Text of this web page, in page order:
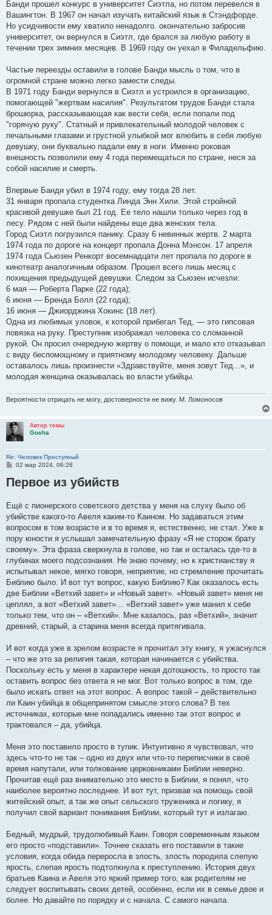
Банди прошел конкурс в университет Сиэтла, но потом перевелся в
Вашингтон. В 1967 он начал изучать китайский язык в Стэндфорде.
Но усидчивости ему хватило ненадолго. окончательно забросив
университет, он вернулся в Сиэтл, где брался за любую работу в
течении трех зимних месяцев. В 1969 году он уехал в Филадельфию.
Частые переезды оставили в голове Банди мысль о том, что в
огромной стране можно легко замести следы.
В 1971 году Банди вернулся в Сиэтл и устроился в организацию,
помогающей "жертвам насилия". Результатом трудов Банди стала
брошюрка, рассказывающая как вести себя, если попали под
"горячую руку". Статный и привлекательный молодой человек с
печальными глазами и грустной улыбкой мог влюбить в себя любую
девушку, они буквально падали ему в ноги. Именно роковая
внешность позволили ему 4 года перемещаться по стране, неся за
собой насилие и смерть.
Впервые Банди убил в 1974 году, ему тогда 28 лет.
31 января пропала студентка Линда Энн Хили. Этой стройной
красивой девушке был 21 год. Ее тело нашли только через год в
лесу. Рядом с ней были найдены еще два женских тела.
Город Сиэтл погрузился панику. Сразу 6 невинных жертв. 2 марта
1974 года по дороге на концерт пропала Донна Мэнсон. 17 апреля
1974 года Сьюзен Ренкорт восемнадцати лет пропала по дороге в
кинотеатр аналогичным образом. Прошел всего лишь месяц с
похищения предыдущей девушки. Следом за Сьюзен исчезли:
6 мая — Роберта Парке (22 года);
6 июня — Бренда Болл (22 года);
16 июня — Джиорджина Хокинс (18 лет).
Одна из любимых уловок, к которой прибегал Тед, — это гипсовая
повязка на руку. Преступник изображал человека со сломанной
рукой. Он просил очередную жертву о помощи, и мало кто отказывал
с виду беспомощному и приятному молодому человеку. Дальше
оставалось лишь произнести «Здравствуйте, меня зовут Тед...», и
молодая женщина оказывалась во власти убийцы.
Вероятности отрицать не могу, достоверности не вижу. М. Ломоносов
Автор темы
Gosha
Re: Человек Преступный
С
о
б
н
и
02 мар 2024, 06:28
Первое из убийств
Ещё с пионерского советского детства у меня на слуху было об
убийстве какого-то Авеля каким-то Каином. Но задаваться этим
вопросом в том возрасте и в то время я, естественно, не стал. Уже в
пору юности я услышал замечательную фразу «Я не сторож брату
своему». Эта фраза сверкнула в голове, но так и осталась где-то в
глубинах моего подсознания. Не знаю почему, но к христианству я
испытывал некое, мягко говоря, неприятие, но стремление прочитать
Библию было. И вот тут вопрос, какую Библию? Как оказалось есть
две Библии «Ветхий завет» и «Новый завет». «Новый завет» меня не
цеплял, а вот «Ветхий завет»… «Ветхий завет» уже манил к себе
только тем, что он – «Ветхий». Мне казалось, раз «Ветхий», значит
древний, старый, а старина меня всегда притягивала.
И вот когда уже в зрелом возрасте я прочитал эту книгу, я ужаснулся
– что же это за религия такая, которая начинается с убийства.
Поскольку есть у меня в характере некая дотошность, то просто так
оставить вопрос без ответа я не мог. Вот только вопрос в том, где
было искать ответ на этот вопрос. А вопрос такой – действительно
ли Каин убийца в общепринятом смысле этого слова? В тех
источниках, которые мне попадались именно так этот вопрос и
трактовался – да, убийца.
Меня это поставило просто в тупик. Интуитивно я чувствовал, что
здесь что-то не так – одно из двух или что-то переписчики в своё
время напутали, или толкование церковниками Библии неверно.
Прочитав ещё раз внимательно это место в Библии, я понял, что
наиболее вероятно последнее. И вот тут, призвав на помощь свой
житейский опыт, а так же опыт сельского труженика и логику, я
получил свой вариант понимания Библии, который тут и излагаю.
Бедный, мудрый, трудолюбивый Каин. Говоря современным языком
его просто «подставили». Точнее сказать его поставили в такие
условия, когда обида переросла в злость, злость породила слепую
ярость, слепая ярость подтолкнула к преступлению. История двух
братьев Каина и Авеля это яркий пример того, как родителям не
следует воспитывать своих детей, особенно, если их в семье двое и
более. Но давайте по порядку и с начала. С самого начала.